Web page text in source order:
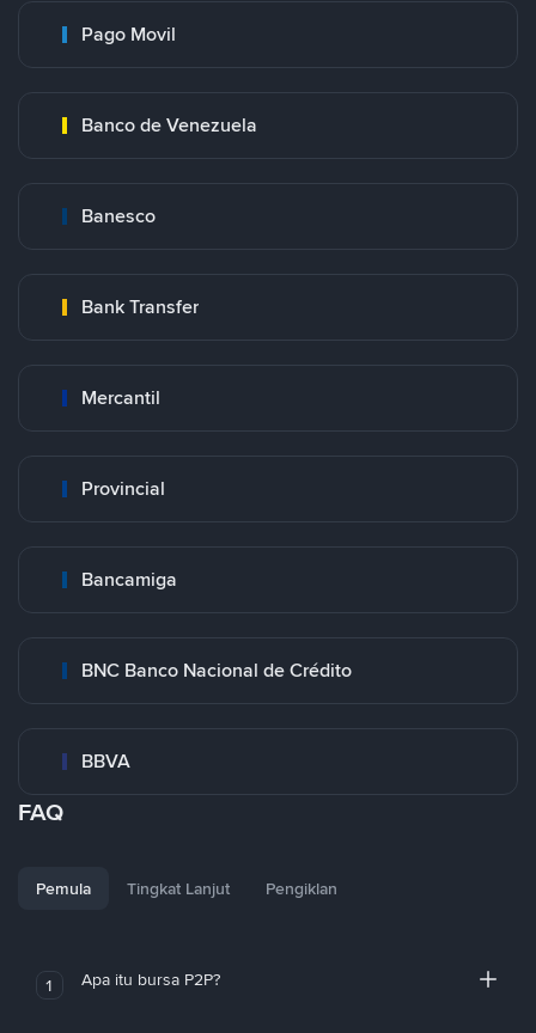
Pago Movil
Banco de Venezuela
Banesco
Bank Transfer
Mercantil
Provincial
Bancamiga
BNC Banco Nacional de Crédito
BBVA
FAQ
Pemula Tingkat Lanjut Pengiklan
1 Apa itu bursa P2P?